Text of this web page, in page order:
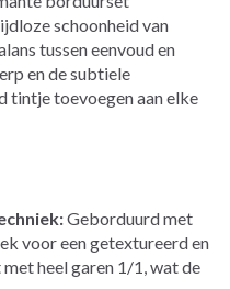
schoonheid van
tussen eenvoud en
en de subtiele
tintje toevoegen aan elke
Geborduurd met
voor een getextureerd en
heel garen 1/1, wat de